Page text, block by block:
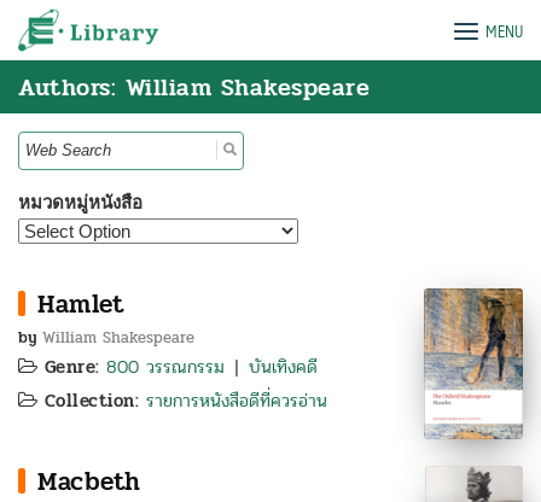
Skip
e-Library MENU
Authors: William Shakespeare
Search
for:
หมวดหมู่หนังสือ
Hamlet
by William Shakespeare
Genre: 800 วรรณกรรม | บันเทิงคดี
Collection: รายการหนังสือดีที่ควรอ่าน
Macbeth